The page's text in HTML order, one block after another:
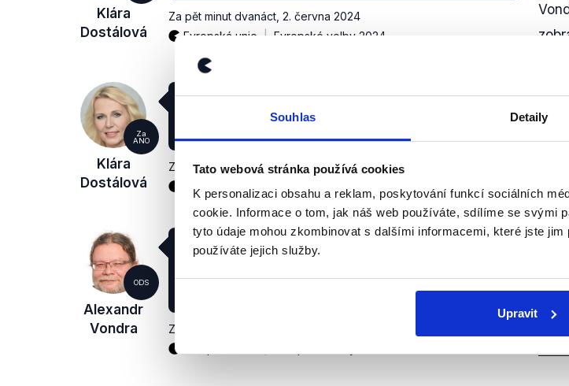
Souhlas Detaily
Tato webová stránka používá cookies
K personalizaci obsahu a reklam, poskytování funkcí sociálních
cookie. Informace o tom, jak náš web používáte, sdílíme se svými
tyto údaje mohou zkombinovat s dalšími informacemi, které jste
používáte jejich služby.
Upravit
Klára
Dostálová
Za pět minut dvanáct 2. června 2024
Evropská unie
Evropské volby 2024
Za
ANO
Klára
Dostálová
Včetně těch evropských fondů (...), protože čistá
pozice pro Českou republiku je zhruba 1,1 bilionu
Za pět minut dvanáct,2. června 2024
Ekonomika
Evropské volby 2024 Evropská unie
z
ODS
Alexandr
Vondra
Vy (ke Kláře Dostálové, pozn. Demagog.cz) jste
tam (do Evropského parlamentu, pozn.
Demagog.cz) předminule dodali čtyři, dva vám
utekli. Teď jste tam dodali šest a tři vám utekli.
Za pět minut dvanáct
Ve
ze
jej